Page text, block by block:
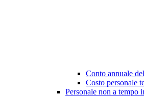
Conto annuale
Costo personale
Personale non a tempo